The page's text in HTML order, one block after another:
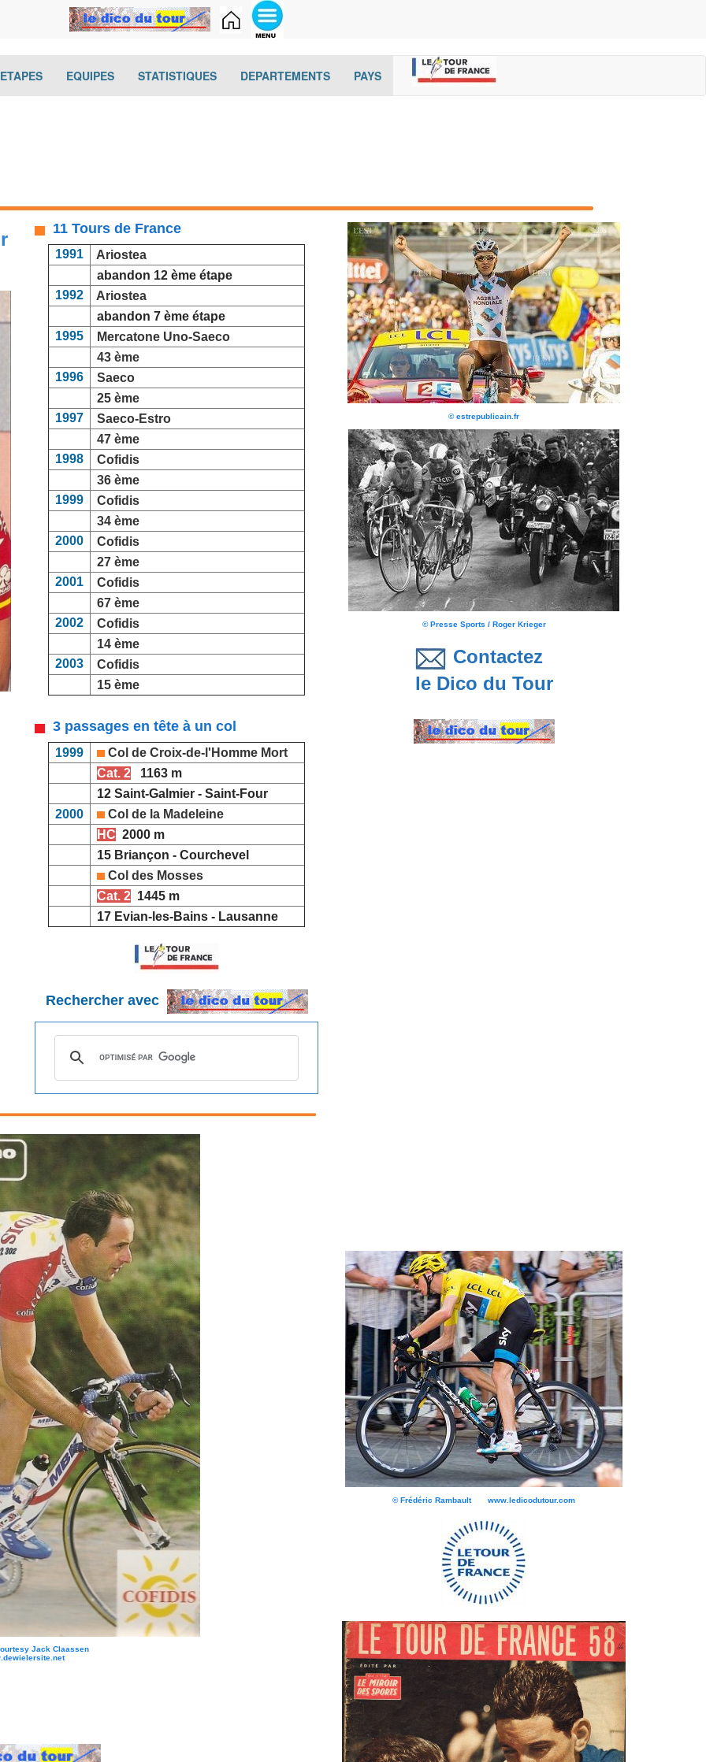
(current)EQUIPES(current)STATISTIQUES(current)DEPARTEMENTS(current)
PAYS(cur
11 Tours de France
1991
Ariostea
abandon 12 ème étape
1992
Ariostea
abandon 7 ème étape
1995
Mercatone Uno-Saeco
43 ème
1996
Saeco
25 ème
1997
Saeco-Estro
47 ème
1998
Cofidis
36 ème
1999
Cofidis
34 ème
2000
Cofidis
27 ème
2001
Cofidis
67 ème
2002
Cofidis
14 ème
2003
Cofidis
15 ème
3 passages en tête à un col
1999
Col de Croix-de-l'Homme Mort
Cat. 2 1163 m
12 Saint-Galmier - Saint-Four
2000
Col de la Madeleine
HC 2000 m
15 Briançon - Courchevel
Col des Mosses
Cat. 2 1445 m
17 Evian-les-Bains - Lausanne
Rechercher avec
Jack Claassen
© estrepublicain.fr
© Presse Sports / Roger Krieger
Contactez
le Dico du Tour
© Frédéric Rambault www.ledicodutour.com